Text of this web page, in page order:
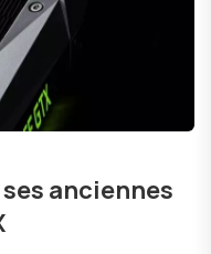
anciennes